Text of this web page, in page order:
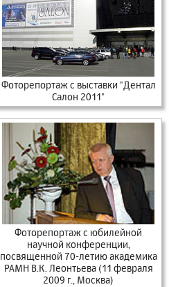
Фоторепортаж с выставки "Дентал
Салон 2011"
Фоторепортаж с юбилейной
научной конференции,
посвященной 70-летию академика
РАМН В.К. Леонтьева (11 февраля
2009 г., Москва)